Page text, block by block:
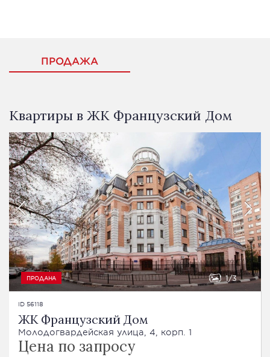
ПРОДАЖА
Квартиры в ЖК Французский Дом
ПРОДАНА 1 3
ID 56118
ЖК Французский Дом
Молодогвардейская улица, 4, корп. 1
Цена по запросу